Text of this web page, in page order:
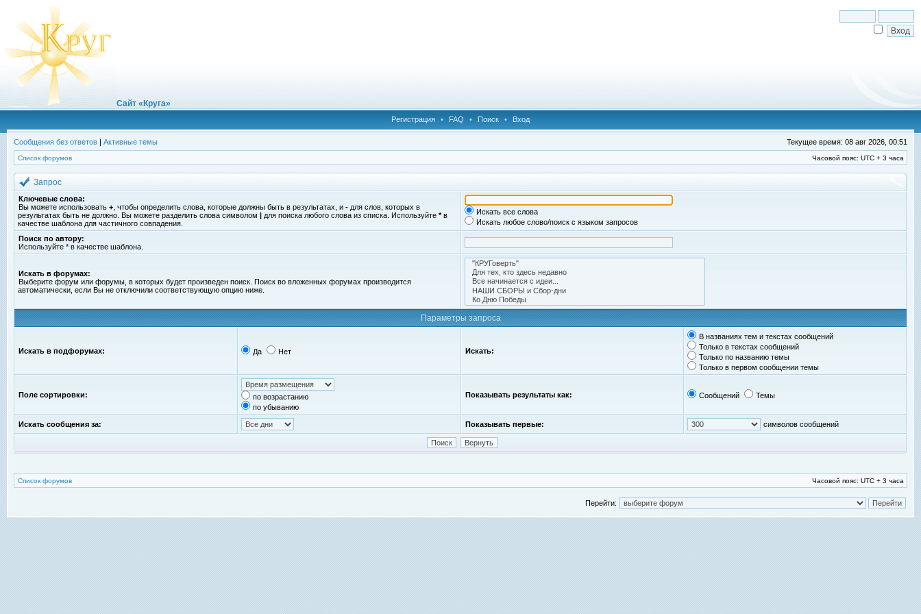
Сайт «Круга»
Регистрация • FAQ • Поиск • Вход
Сообщения без ответов | Активные темы Текущее время: 08 авг 2026, 00:51
Список форумов Часовой пояс: UTC + 3 часа
Запрос
Ключевые слова:
Вы можете использовать + , чтобы определить слова, которые должны быть в результатах, и - для слов, которых в
результатах быть не должно. Вы можете разделить слова символом | для поиска любого слова из списка. Используйте *в
качестве шаблона для частичного совпадения.
Искать все слова
Искать любое слово/поиск с языком запросов
Поиск по автору:
Используйте * в качестве шаблона.
Искать в форумах:
Выберите форум или форумы, в которых будет произведен поиск. Поиск во вложенных форумах производится
автоматически, если Вы не отключили соответствующую опцию ниже.
Параметры запроса
Искать в подфорумах: Да Нет Искать:
В названиях тем и текстах сообщений
Только в текстах сообщений
Только по названию темы
Только в первом сообщении темы
Поле сортировки:
по возрастанию
по убыванию
Показывать результаты как: Сообщений Темы
Искать сообщения за: Показывать первые: символов сообщений
Список форумов Часовой пояс: UTC + 3 часа
Перейти: